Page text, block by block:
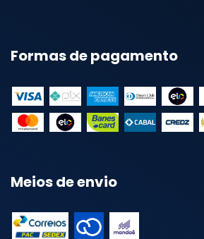
Formas de pagamento
Meios de envio